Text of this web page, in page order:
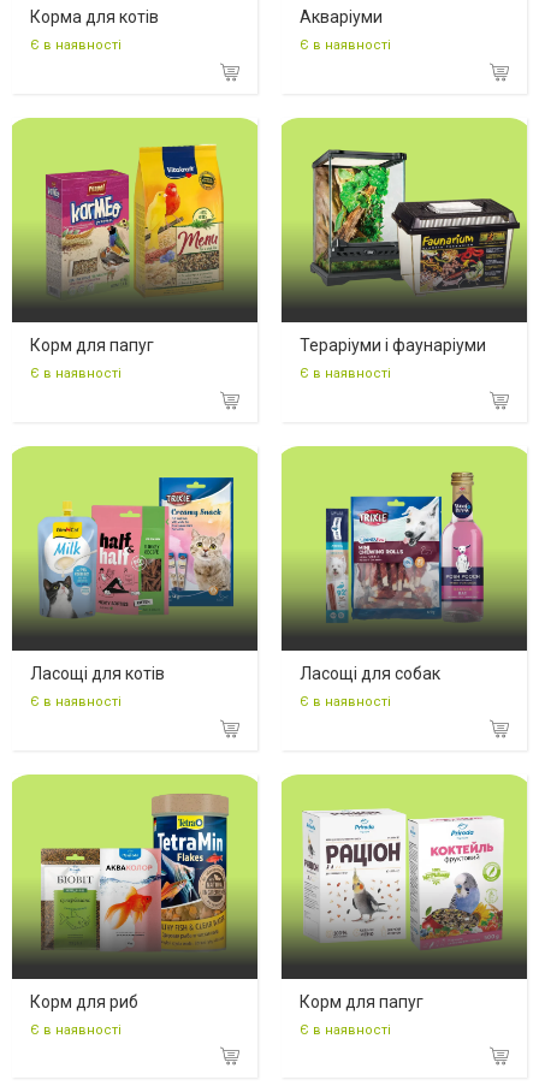
Корма для котів
Є в наявності
Акваріуми
Є в наявності
Корм для папуг
Є в наявності
Тераріуми і фаунаріуми
Є в наявності
Ласощі для котів
Є в наявності
Ласощі для собак
Є в наявності
Корм для риб
Є в наявності
Корм для папуг
Є в наявності